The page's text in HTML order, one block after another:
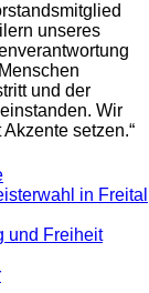
unseres
und der
Wir
setzen.“
in Freital
und Freiheit